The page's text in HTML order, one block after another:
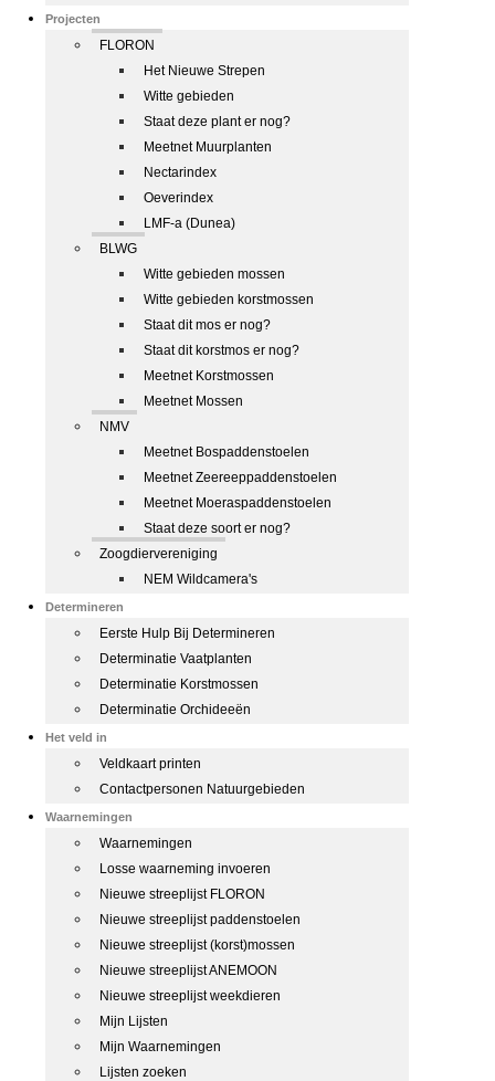
Projecten
FLORON
Het Nieuwe Strepen
Witte gebieden
Staat deze plant er nog?
Meetnet Muurplanten
Nectarindex
Oeverindex
LMF-a (Dunea)
BLWG
Witte gebieden mossen
Witte gebieden korstmossen
Staat dit mos er nog?
Staat dit korstmos er nog?
Meetnet Korstmossen
Meetnet Mossen
NMV
Meetnet Bospaddenstoelen
Meetnet Zeereeppaddenstoelen
Meetnet Moeraspaddenstoelen
Staat deze soort er nog?
Zoogdiervereniging
NEM Wildcamera's
Determineren
Eerste Hulp Bij Determineren
Determinatie Vaatplanten
Determinatie Korstmossen
Determinatie Orchideeën
Het veld in
Veldkaart printen
Contactpersonen Natuurgebieden
Waarnemingen
Waarnemingen
Losse waarneming invoeren
Nieuwe streeplijst FLORON
Nieuwe streeplijst paddenstoelen
Nieuwe streeplijst (korst)mossen
Nieuwe streeplijst ANEMOON
Nieuwe streeplijst weekdieren
Mijn Lijsten
Mijn Waarnemingen
Lijsten zoeken